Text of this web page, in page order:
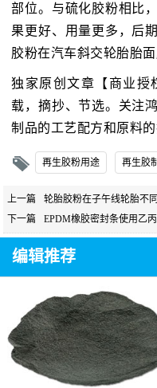
部位。与硫化胶粉相比
果更好、用量更多，后
胶粉在汽车斜交轮胎胎
独家原创文章【商业授
载，摘抄、节选。关注
制品的工艺配方和原料
再生胶粉用途 再生胶
上一篇
轮胎胶粉在子午线轮胎不
下一篇
EPDM橡胶密封条使用乙
编辑推荐